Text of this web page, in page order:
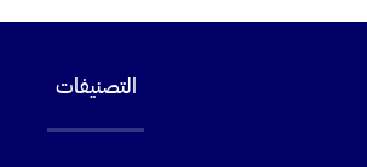
التصنيفات